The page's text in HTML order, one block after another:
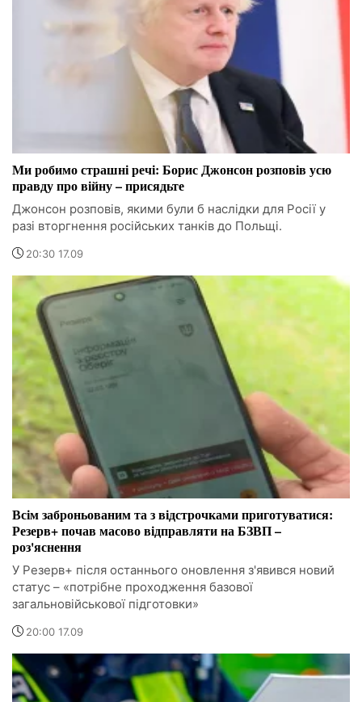
Ми робимо страшні речі: Борис Джонсон розповів усю
правду про війну – присядьте
Джонсон розповів, якими були б наслідки для Росії у
разі вторгнення російських танків до Польщі.
20:30 17.09
Всім заброньованим та з відстрочками приготуватися:
Резерв+ почав масово відправляти на БЗВП –
роз'яснення
У Резерв+ після останнього оновлення з'явився новий
статус – «потрібне проходження базової
загальновійськової підготовки»
20:00 17.09